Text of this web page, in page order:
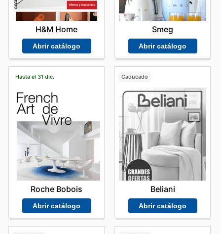
H&M Home
Abrir catálogo
Smeg
Abrir catálogo
Hasta el 31 dic.
Roche Bobois
Abrir catálogo
Caducado
Beliani
Abrir catálogo